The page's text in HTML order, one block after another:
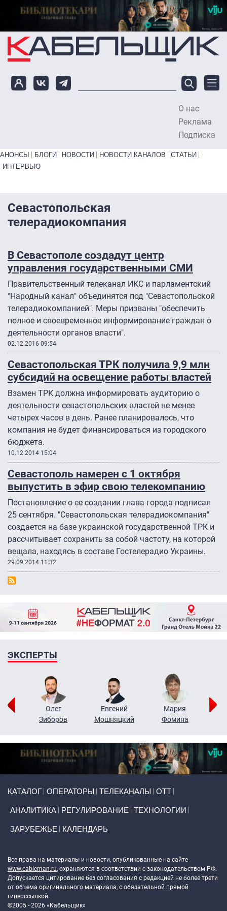
Перейти к основному содержанию
О нас
Реклама
Подписка
Primary links bottom
АНОНСЫ БЛОГИ НОВОСТИ НОВОСТИ КАНАЛОВ
СТАТЬИ
ИНТЕРВЬЮ
Севастопольская
телерадиокомпания
В Севастополе создадут центр
управления государственными СМИ
Правительственный телеканал ИКС и парламентский
"Народный канал" объединятся под "Севастопольской
телерадиокомпанией". Меры призваны "обеспечить
полное и своевременное информирование граждан о
деятельности органов власти".
02.12.2016 09:54
Севастопольская ТРК получила 9,9 млн
субсидий на освещение работы властей
Взамен ТРК должна информировать аудиторию о
деятельности севастопольских властей не менее
четырех часов в день. Ранее планировалось, что
компания не будет финансироваться из городского
бюджета.
10.12.2014 15:04
Севастополь намерен с 1 октября
выпустить в эфир свою телекомпанию
Постановление о ее создании глава города подписал
25 сентября. "Севастопольская телерадиокомпания"
создается на базе украинской государственной ТРК и
рассчитывает сохранить за собой частоту, на которой
вещала, находясь в составе Гостелерадио Украины.
29.09.2014 11:32
ЭКСПЕРТЫ
Олег
Зиборов
Евгений
Мошняцкий
Мария
Фомина
КАТАЛОГ ОПЕРАТОРЫ ТЕЛЕКАНАЛЫ ОТТ
АНАЛИТИКА РЕГУЛИРОВАНИЕ ТЕХНОЛОГИИ
ЗАРУБЕЖЬЕ КАЛЕНДАРЬ
Все права на материалы и новости, опубликованные на сайте
www.cableman.ru, охраняются в соответствии с законодательством РФ.
Допускается цитирование без согласования с редакцией не более трети
от объема оригинального материала, с обязательной прямой
гиперссылкой.
©2005 - 2026 «Кабельщик»